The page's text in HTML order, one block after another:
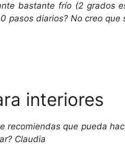
bastante frío (2 grados
pasos diarios? No creo que
interiores
recomiendas que pueda
Claudia